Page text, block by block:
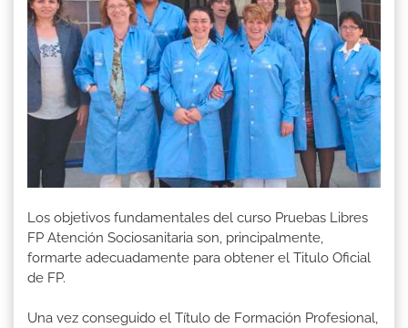
Los objetivos fundamentales del curso Pruebas Libres
FP Atención Sociosanitaria son, principalmente,
formarte adecuadamente para obtener el Titulo Oficial
de FP.
Una vez conseguido el Título de Formación Profesional,